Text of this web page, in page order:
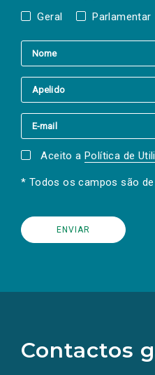
Geral Parlamentar
Aceito a Política de
* Todos os campos são
Contactos
redes
sociais